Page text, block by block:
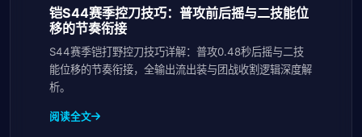
铠S44赛季控刀技巧：普攻前后摇与二技能位
移的节奏衔接
S44赛季铠打野控刀技巧详解：普攻0.48秒后摇与二技
能位移的节奏衔接，全输出流出装与团战收割逻辑深度解
析。
阅读全文